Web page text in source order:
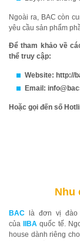
Ngoài ra, BAC còn
yêu cầu sản phẩm
Để tham khảo về
thể truy cập:
Website: http://
Email:
Hoặc gọi đến số
Nhu
BAC là đơn vị đào
củaIIBA quốc tế.
house dành riêng